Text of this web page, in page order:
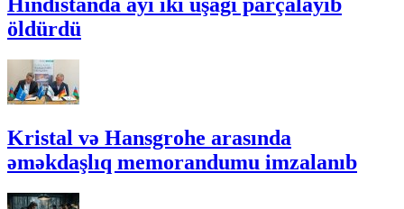
Hindistanda ayı iki uşağı parçalayıb
öldürdü
Kristal və Hansgrohe arasında
əməkdaşlıq memorandumu imzalanıb